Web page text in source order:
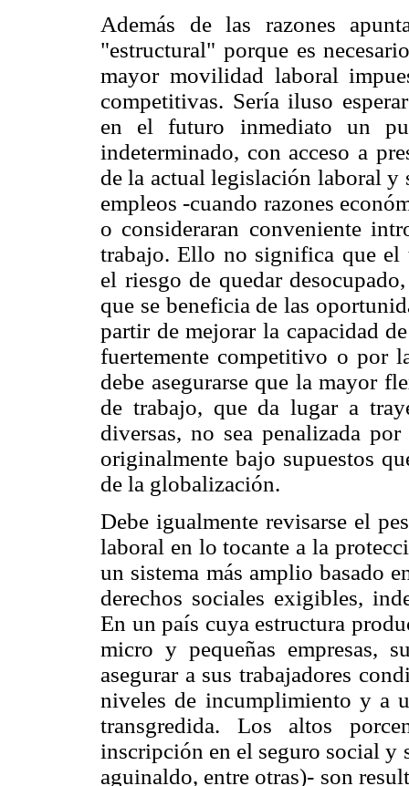
Además de las razones
"estructural" porque es
mayor movilidad laboral
competitivas. Sería iluso
en el futuro inmediato un
indeterminado, con acceso a
de la actual legislación laboral y
empleos -cuando razones
o consideraran conveniente
trabajo. Ello no significa que el
el riesgo de quedar
que se beneficia de las
partir de mejorar la capacidad
fuertemente competitivo o por
debe asegurarse que la mayor
de trabajo, que da lugar a
diversas, no sea penalizada
originalmente bajo supuestos
de la globalización.
Debe igualmente revisarse el
laboral en lo tocante a la
un sistema más amplio basado
derechos sociales exigibles,
En un país cuya estructura
micro y pequeñas empresas,
asegurar a sus trabajadores
niveles de incumplimiento y a
transgredida. Los altos
inscripción en el seguro social y
aguinaldo, entre otras)- son